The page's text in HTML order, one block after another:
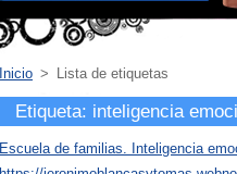
Inicio > Lista de etiquetas
Etiqueta: inteligencia
Escuela de familias. Inteligencia